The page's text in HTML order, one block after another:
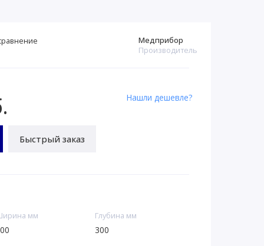
Медприбор
Производитель
Быстрый заказ
Нашли дешевле?
мм Глубина мм
300